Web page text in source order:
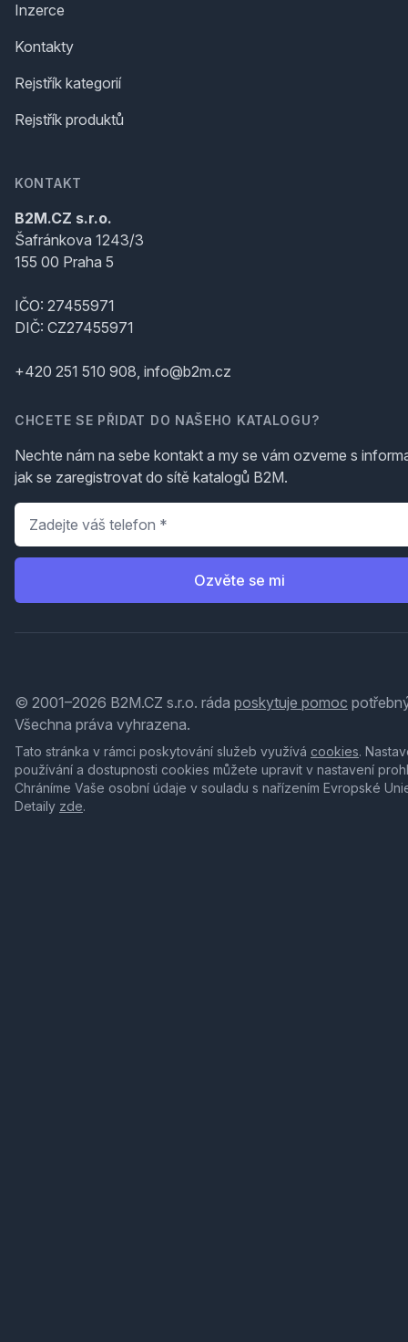
Inzerce
Kontakty
Rejstřík kategorií
Rejstřík produktů
KONTAKT
B2M.CZ s.r.o.
Šafránkova 1243/3
155 00 Praha 5
IČO: 27455971
DIČ: CZ27455971
+420 251 510 908, info@b2m.cz
CHCETE SE PŘIDAT DO NAŠEHO KATALOGU?
Nechte nám na sebe kontakt a my se vám ozveme s
jak se zaregistrovat do sítě katalogů B2M.
Telefon
Ozvěte se mi
© 2001–2026 B2M.CZ s.r.o. ráda poskytuje pomoc
Všechna práva vyhrazena.
Tato stránka v rámci poskytování služeb využívá cookies.
používání a dostupnosti cookies můžete upravit v nastavení
Chráníme Vaše osobní údaje v souladu s nařízením Evropské
Detaily zde.